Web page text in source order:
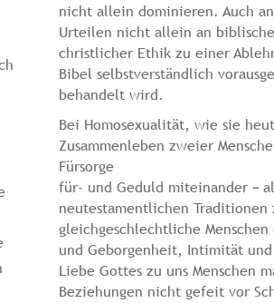
nicht allein dominieren. Auch
Urteilen nicht allein an
christlicher Ethik zu einer
Bibel selbstverständlich
behandelt wird.
Bei Homosexualität, wie sie
Zusammenleben zweier
Fürsorge
für- und Geduld miteinander –
neutestamentlichen
gleichgeschlechtliche
und Geborgenheit, Intimität
Liebe Gottes zu uns Menschen
Beziehungen nicht gefeit vor